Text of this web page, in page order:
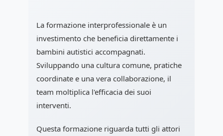
La formazione interprofessionale è un
investimento che beneficia direttamente i
bambini autistici accompagnati.
Sviluppando una cultura comune, pratiche
coordinate e una vera collaborazione, il
team moltiplica l'efficacia dei suoi
interventi.
Questa formazione riguarda tutti gli attori